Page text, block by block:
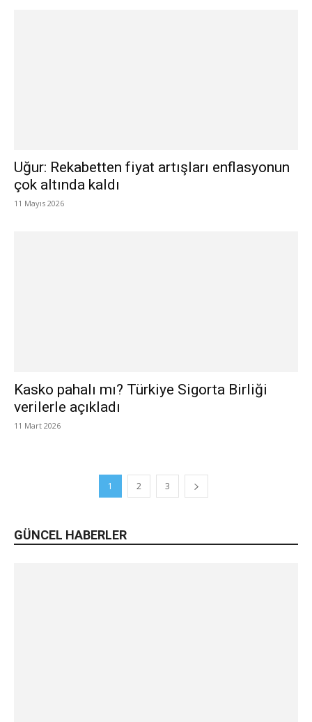
Uğur: Rekabetten fiyat artışları enflasyonun
çok altında kaldı
11 Mayıs 2026
Kasko pahalı mı? Türkiye Sigorta Birliği
verilerle açıkladı
11 Mart 2026
1 2 3
GÜNCEL HABERLER